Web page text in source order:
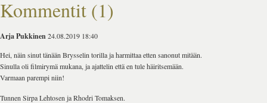
Kommentit (1)
Arja Pukkinen24.08.2019 18:40
Hei, näin sinut tänään Brysselin torilla ja harmittaa etten sanonut mitään.
Sinulla oli filmirymä mukana, ja ajattelin että en tule häiritsemään.
Varmaan parempi niin!
Tunnen Sirpa Lehtosen ja Rhodri Tomaksen.